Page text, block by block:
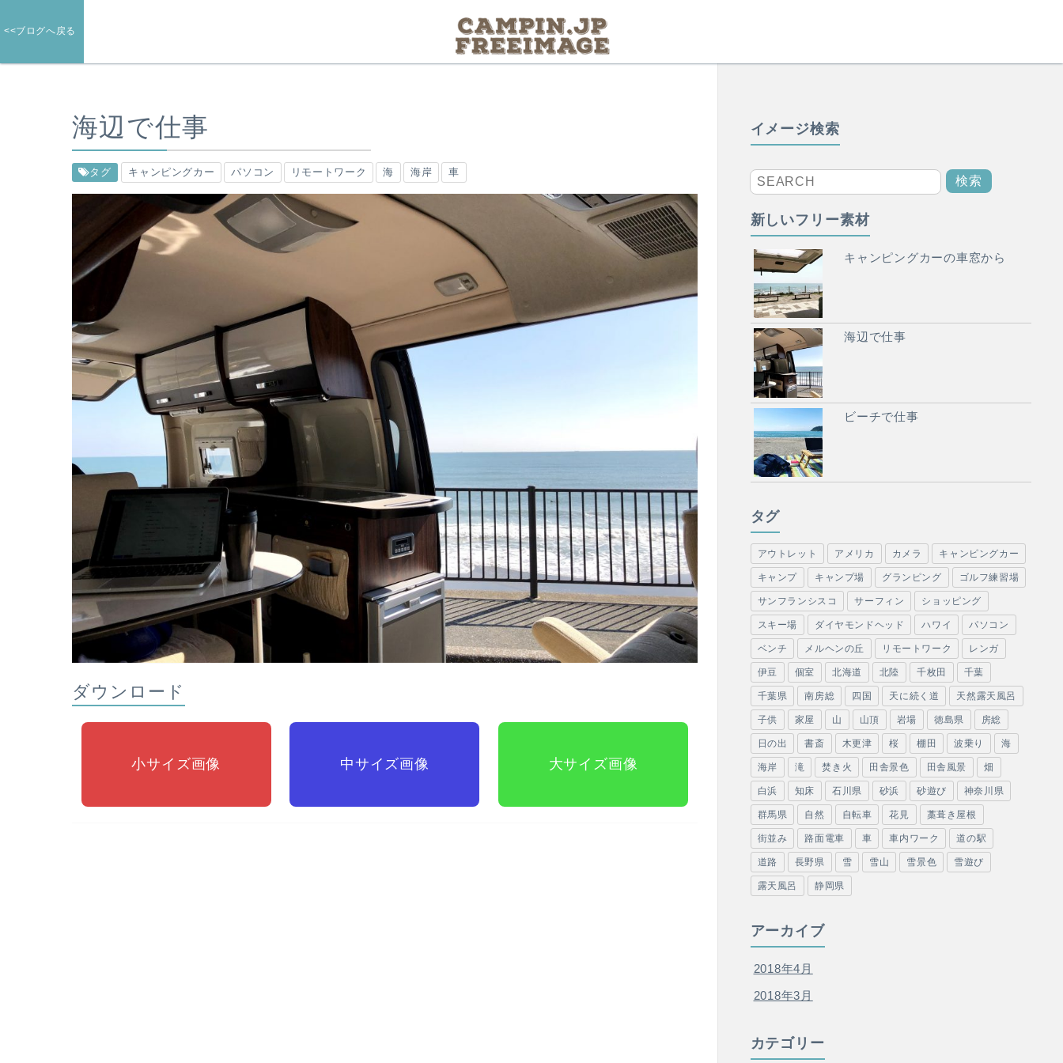
<<ブログへ戻る
海辺で仕事
タグ キャンピングカー パソコン リモートワーク 海 海岸 車
ダウンロード
小サイズ画像 中サイズ画像 大サイズ画像
イメージ検索
新しいフリー素材
キャンピングカーの車窓から
海辺で仕事
ビーチで仕事
タグ
アウトレット アメリカ カメラ キャンピングカー
キャンプ キャンプ場 グランピング ゴルフ練習場
サンフランシスコ サーフィン ショッピング
スキー場 ダイヤモンドヘッド ハワイ パソコン
ベンチ メルヘンの丘 リモートワーク レンガ
伊豆 個室 北海道 北陸 千枚田 千葉
千葉県 南房総 四国 天に続く道 天然露天風呂
子供 家屋 山 山頂 岩場 徳島県 房総
日の出 書斎 木更津 桜 棚田 波乗り 海
海岸 滝 焚き火 田舎景色 田舎風景 畑
白浜 知床 石川県 砂浜 砂遊び 神奈川県
群馬県 自然 自転車 花見 藁葺き屋根
街並み 路面電車 車 車内ワーク 道の駅
道路 長野県 雪 雪山 雪景色 雪遊び
露天風呂 静岡県
アーカイブ
2018年4月
2018年3月
カテゴリー